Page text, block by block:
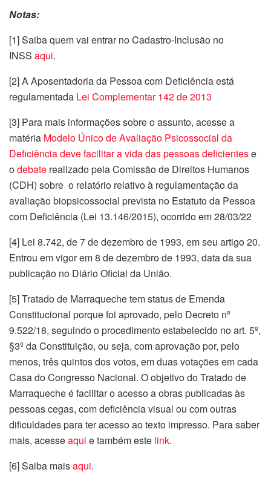
Notas:
[1] Saiba quem vai entrar no Cadastro-Inclusão no
INSS aqui.
[2] A Aposentadoria da Pessoa com Deficiência está
regulamentada Lei Complementar 142 de 2013
[3] Para mais informações sobre o assunto, acesse a
matéria Modelo Único de Avaliação Psicossocial da
Deficiência deve facilitar a vida das pessoas deficientese
odebate realizado pela Comissão de Direitos Humanos
(CDH) sobre o relatório relativo à regulamentação da
avaliação biopsicossocial prevista no Estatuto da Pessoa
com Deficiência (Lei 13.146/2015), ocorrido em 28/03/22
[4] Lei 8.742, de 7 de dezembro de 1993, em seu artigo 20.
Entrou em vigor em 8 de dezembro de 1993, data da sua
publicação no Diário Oficial da União.
[5] Tratado de Marraqueche tem status de Emenda
Constitucional porque foi aprovado, pelo Decreto nº
9.522/18, seguindo o procedimento estabelecido no art. 5º,
§3º da Constituição, ou seja, com aprovação por, pelo
menos, três quintos dos votos, em duas votações em cada
Casa do Congresso Nacional. O objetivo do Tratado de
Marraqueche é facilitar o acesso a obras publicadas às
pessoas cegas, com deficiência visual ou com outras
dificuldades para ter acesso ao texto impresso. Para saber
mais, acesseaqui e também este link.
[6] Saiba maisaqui.